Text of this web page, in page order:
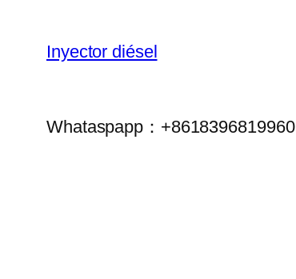
Inyector diésel
Whataspapp：+8618396819960